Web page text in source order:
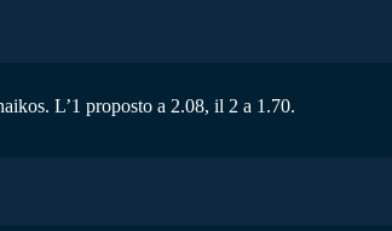
L’1 proposto a 2.08, il 2 a 1.70.